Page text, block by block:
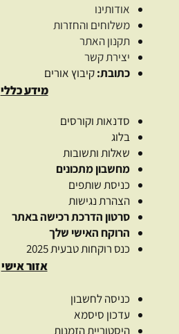
אודותינו
משלוחים והחזרות
תקנון האתר
יצירת קשר
כתובת:קיבוץ אורים
מידע כללי
סדנאות וקורסים
בלוג
שאלות ותשובות
מחשבון מתכונים
כניסת שותפים
הצהרת נגישות
סרטון הדרכת רכישה באתר
הרוקח האישי שלך
כנס רוקחות טבעית 2025
אזור אישי
כניסה לחשבון
עדכון סיסמא
היסטוריית הזמנות